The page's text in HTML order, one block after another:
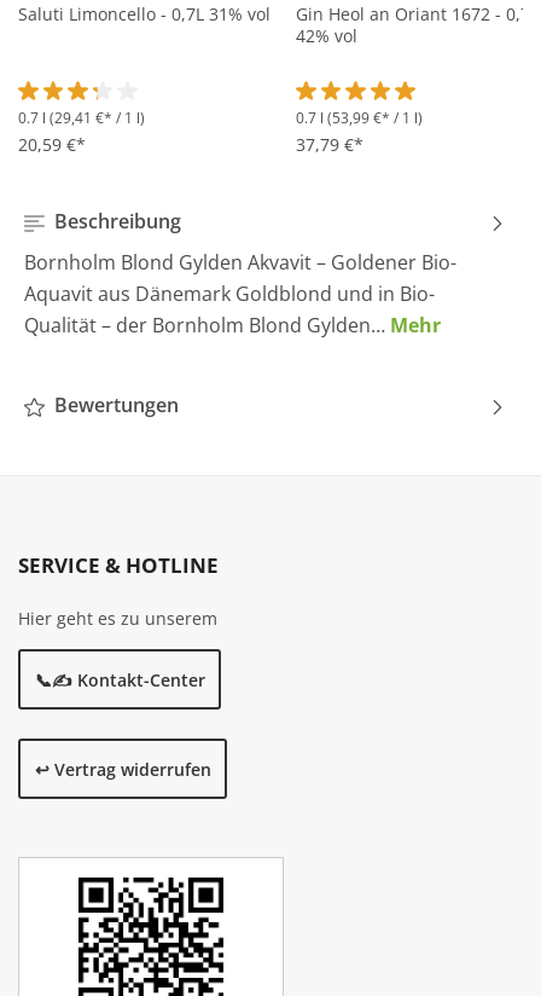
Saluti Limoncello - 0,7L 31% vol
Durchschnittliche Bewertung von 3.2 von 5 Sternen
0.7 l (29,41 €* / 1 l)
20,59 €*
Gin Heol an Oriant 1672 - 0,7L
42% vol
Durchschnittliche
0.7 l (53,99 €* / 1 l)
37,79 €*
Beschreibung
Bornholm Blond Gylden Akvavit – Goldener Bio-
Aquavit aus Dänemark Goldblond und in Bio-
Qualität – der Bornholm Blond Gylden… Mehr
Bewertungen
SERVICE & HOTLINE
Hier geht es zu unserem
📞✍️ Kontakt-Center
↩️ Vertrag widerrufen